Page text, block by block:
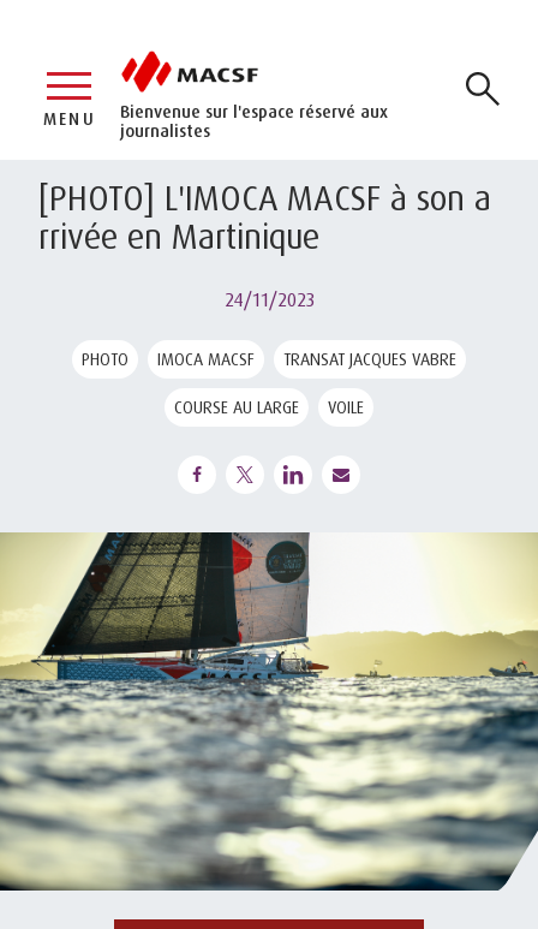
Bienvenue sur l'espace réservé aux
journalistes
MENU
[PHOTO] L'IMOCA MACSF à son a
rrivée en Martinique
24/11/2023
PHOTO IMOCA MACSF TRANSAT JACQUES VABRE
COURSE AU LARGE VOILE